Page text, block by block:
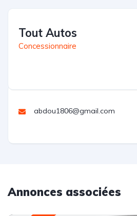
Tout Autos
Concessionnaire
abdou1806@gmail.com
Annonces associées